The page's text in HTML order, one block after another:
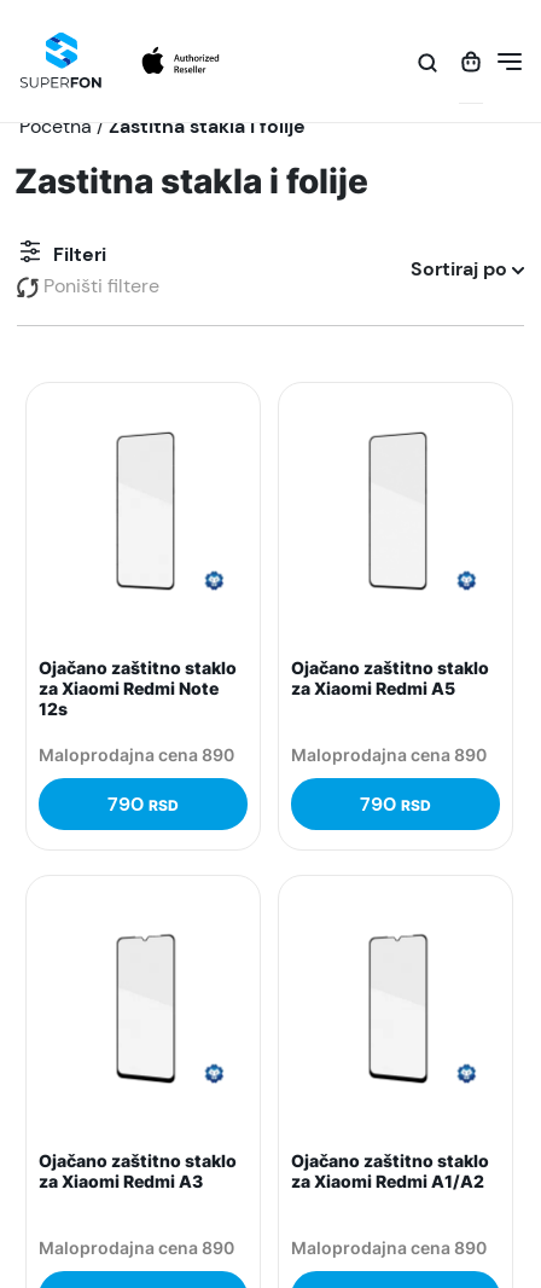
Početna / Zastitna stakla i folije
Zastitna stakla i folije
Filteri
Poništi filtere
Sortiraj po
Ojačano zaštitno staklo
za Xiaomi Redmi Note
12s
Maloprodajna cena 890
790 RSD
Ojačano zaštitno staklo
za Xiaomi Redmi A5
Maloprodajna cena 890
790 RSD
Ojačano zaštitno staklo
za Xiaomi Redmi A3
Maloprodajna cena 890
Ojačano zaštitno staklo
za Xiaomi Redmi A1/A2
Maloprodajna cena 890